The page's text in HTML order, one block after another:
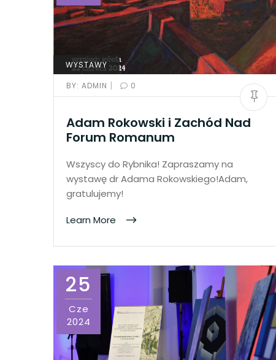
WYSTAWY
BY: ADMIN | 0
Adam Rokowski i Zachód Nad
Forum Romanum
Wszyscy do Rybnika! Zapraszamy na
wystawę dr Adama Rokowskiego!Adam,
gratulujemy!
Learn More
25
Cze
2024